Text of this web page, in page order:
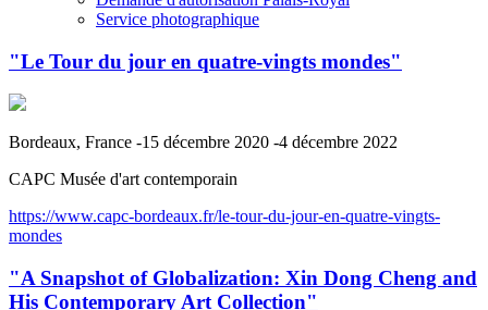
Service photographique
"Le Tour du jour en quatre-vingts mondes"
Bordeaux, France -15 décembre 2020 -4 décembre 2022
CAPC Musée d'art contemporain
https://www.capc-bordeaux.fr/le-tour-du-jour-en-quatre-vingts-
mondes
"A Snapshot of Globalization: Xin Dong Cheng and
His Contemporary Art Collection"